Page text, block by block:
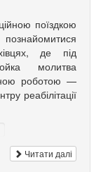
поїздкою
де під
молитва
роботою —
реабілітації
Читати далі